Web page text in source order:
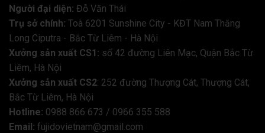
Người đại diện: Đỗ Văn Thái
Trụ sở chính: Toà 6201 Sunshine City - KĐT Nam Thăng
Long Ciputra - Bắc Từ Liêm - Hà Nội
Xưởng sản xuất CS1: số 42 đường Liên Mạc, Quận Bắc Từ
Liêm, Hà Nội
Xưởng sản xuất CS2: 252 đường Thượng Cát, Thượng Cát,
Bắc Từ Liêm, Hà Nội
Hotline: 0988 866 673 / 0966 355 588
Email: fujidovietnam@gmail.com